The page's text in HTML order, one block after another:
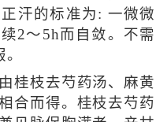
汗的标准为: 一微微
2～5h而自敛。不需
枝去芍药汤、麻黄
合而得。桂枝去芍药